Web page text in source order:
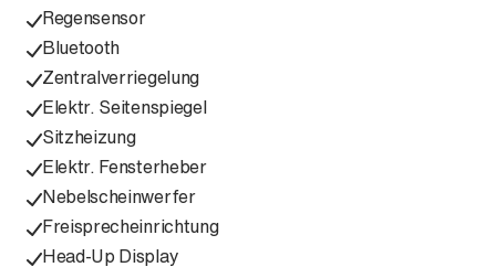
Regensensor
Bluetooth
Zentralverriegelung
Elektr. Seitenspiegel
Sitzheizung
Elektr. Fensterheber
Nebelscheinwerfer
Freisprecheinrichtung
Head-Up Display